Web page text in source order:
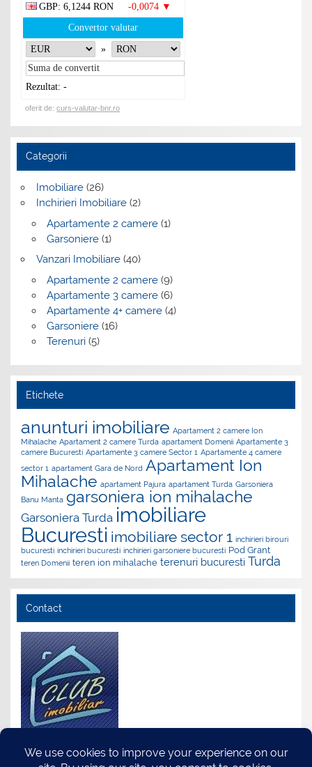
GBP: 6,1244 RON
-0,0074 ▼
Convertor valutar
»
Rezultat: -
oferit de:curs-valutar-bnr.ro
Categorii
Imobiliare(26)
Inchirieri Imobiliare(2)
Apartamente 2 camere(1)
Garsoniere(1)
Vanzari Imobiliare(40)
Apartamente 2 camere(9)
Apartamente 3 camere(6)
Apartamente 4+ camere(4)
Garsoniere(16)
Terenuri(5)
Etichete
anunturi imobiliare Apartament 2 camere Ion
Mihalache Apartament 2 camere Turda apartament Domenii Apartamente 3
camere Bucuresti Apartamente 3 camere Sector 1 Apartamente 4 camere
sector 1 apartament Gara de Nord Apartament Ion
Mihalache apartament Pajura apartament Turda Garsoniera
Banu Manta garsoniera ion mihalache
Garsoniera Turda imobiliare
Bucuresti imobiliare sector 1 inchirieri birouri
bucuresti inchirieri bucuresti inchirieri garsoniere bucuresti Pod Grant
teren Domenii teren ion mihalache terenuri bucuresti Turda
Contact
Adresa: Str.Turda Nr.118, Sector 1, Bucuresti